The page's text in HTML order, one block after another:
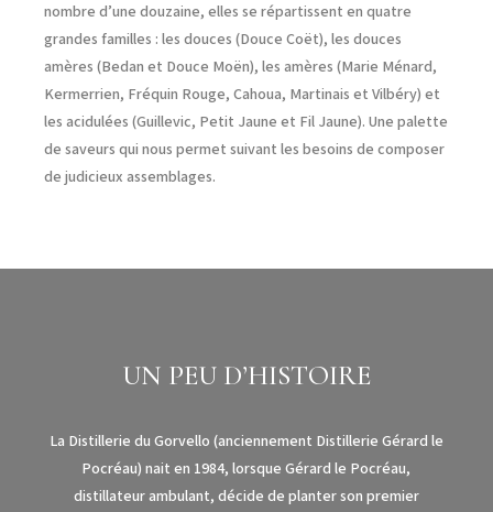
nombre d’une douzaine, elles se répartissent en quatre
grandes familles : les douces (Douce Coët), les douces
amères (Bedan et Douce Moën), les amères (Marie Ménard,
Kermerrien, Fréquin Rouge, Cahoua, Martinais et Vilbéry) et
les acidulées (Guillevic, Petit Jaune et Fil Jaune). Une palette
de saveurs qui nous permet suivant les besoins de composer
de judicieux assemblages.
UN PEU D’HISTOIRE
La Distillerie du Gorvello (anciennement Distillerie Gérard le
Pocréau) nait en 1984, lorsque Gérard le Pocréau,
distillateur ambulant, décide de planter son premier